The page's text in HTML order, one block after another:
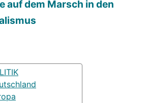
auf dem Marsch in den